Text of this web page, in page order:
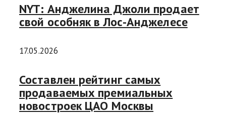
NYT: Анджелина Джоли продает
свой особняк в Лос-Анджелесе
17.05.2026
Составлен рейтинг самых
продаваемых премиальных
новостроек ЦАО Москвы